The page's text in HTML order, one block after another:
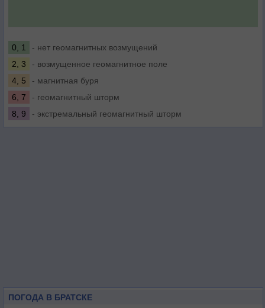
0, 1
- нет геомагнитных возмущений
2, 3
- возмущенное геомагнитное поле
4, 5
- магнитная буря
6, 7
- геомагнитный шторм
8, 9
- экстремальный геомагнитный шторм
ПОГОДА В БРАТСКЕ